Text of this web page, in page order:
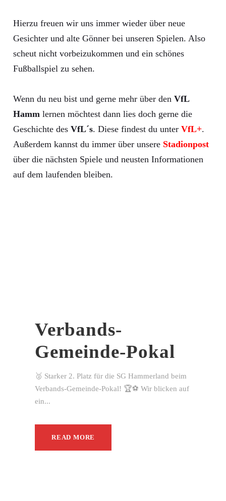
Hierzu freuen wir uns immer wieder über neue
Gesichter und alte Gönner bei unseren Spielen. Also
scheut nicht vorbeizukommen und ein schönes
Fußballspiel zu sehen.
Wenn du neu bist und gerne mehr über den VfL
Hamm lernen möchtest dann lies doch gerne die
Geschichte des VfL´s. Diese findest du unter VfL+.
Außerdem kannst du immer über unsere Stadionpost
über die nächsten Spiele und neusten Informationen
auf dem laufenden bleiben.
Verbands-
Gemeinde-Pokal
🥈 Starker 2. Platz für die SG Hammerland beim
Verbands-Gemeinde-Pokal! 🏆⚽ Wir blicken auf
ein...
READ MORE